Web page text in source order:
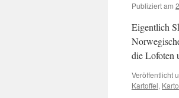
Publiziert am
Eigentlich
die Lofoten
Veröffentlicht
Kartoffel,